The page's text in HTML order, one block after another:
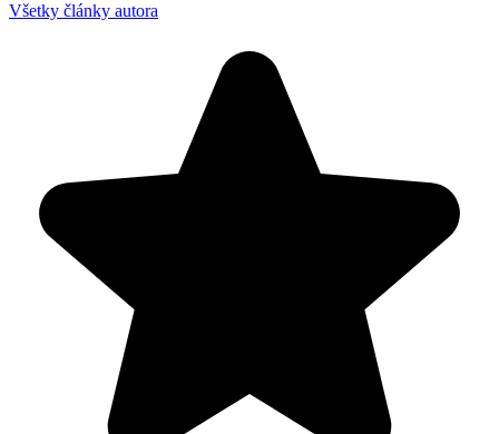
Všetky články autora